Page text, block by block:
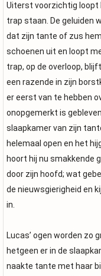
Uiterst voorzichtig loopt
trap staan. De geluiden
dat zijn tante of zus
schoenen uit en loopt
trap, op de overloop,
een razende in zijn
er eerst van te hebben
onopgemerkt is
slaapkamer van zijn
helemaal open en het
hoort hij nu smakkende
door zijn hoofd; wat
de nieuwsgierigheid en
in.
Lucas’ ogen worden zo
hetgeen er in de
naakte tante met haar